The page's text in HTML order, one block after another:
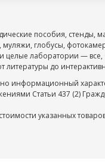
пособия, стенды,
муляжи, глобусы,
целые лаборатории — все,
до
информационный
Статьи 437 (2)
указанных